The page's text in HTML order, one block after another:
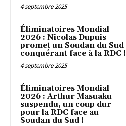
4 septembre 2025
Éliminatoires Mondial
2026 : Nicolas Dupuis
promet un Soudan du Sud
conquérant face à la RDC !
4 septembre 2025
Éliminatoires Mondial
2026 : Arthur Masuaku
suspendu, un coup dur
pour la RDC face au
Soudan du Sud !